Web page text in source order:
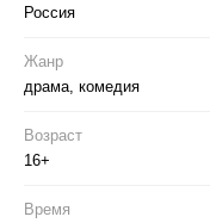
Россия
Жанр
драма, комедия
Возраст
16+
Время